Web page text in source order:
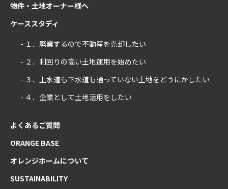
物件・土地オーナー様へ
ケーススタディ
- １．廃業するので不動産を売却したい
- ２．利回りの高い土地運用を始めたい
- ３．上水道も下水道も通っていない土地をどうにかしたい
- ４．企業として土地活用をしたい
よくあるご質問
ORANGE BASE
オレンジホームについて
SUSTAINABILITY